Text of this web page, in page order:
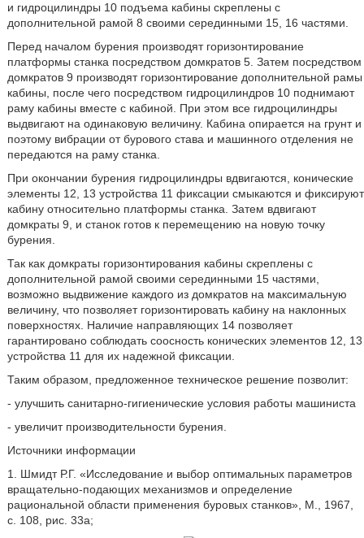
и гидроцилиндры 10 подъема кабины скреплены с
дополнительной рамой 8 своими серединными 15, 16 частями.
Перед началом бурения производят горизонтирование
платформы станка посредством домкратов 5. Затем посредством
домкратов 9 производят горизонтирование дополнительной рамы
кабины, после чего посредством гидроцилиндров 10 поднимают
раму кабины вместе с кабиной. При этом все гидроцилиндры
выдвигают на одинаковую величину. Кабина опирается на грунт и
поэтому вибрации от бурового става и машинного отделения не
передаются на раму станка.
При окончании бурения гидроцилиндры вдвигаются, конические
элементы 12, 13 устройства 11 фиксации смыкаются и фиксируют
кабину относительно платформы станка. Затем вдвигают
домкраты 9, и станок готов к перемещению на новую точку
бурения.
Так как домкраты горизонтирования кабины скреплены с
дополнительной рамой своими серединными 15 частями,
возможно выдвижение каждого из домкратов на максимальную
величину, что позволяет горизонтировать кабину на наклонных
поверхностях. Наличие направляющих 14 позволяет
гарантировано соблюдать соосность конических элементов 12, 13
устройства 11 для их надежной фиксации.
Таким образом, предложенное техническое решение позволит:
- улучшить санитарно-гигиенические условия работы машиниста
- увеличит производительности бурения.
Источники информации
1. Шмидт Р.Г. «Исследование и выбор оптимальных параметров
вращательно-подающих механизмов и определение
рациональной области применения буровых станков», М., 1967,
с. 108, рис. 33а;